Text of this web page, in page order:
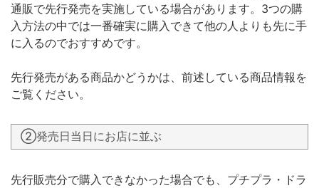
通販で先行発売を実施している場合があります。3つの購
入方法の中では一番確実に購入できて他の人よりも先に手
に入るのでおすすめです。
先行発売がある商品かどうかは、前述している商品情報を
ご覧ください。
②発売日当日にお店に並ぶ
先行販売分で購入できなかった場合でも、プチプラ・ドラ